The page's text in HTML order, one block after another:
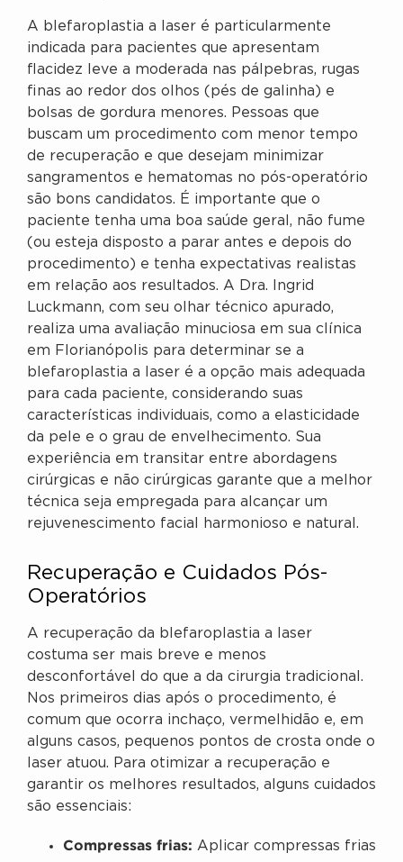
A blefaroplastia a laser é particularmente
indicada para pacientes que apresentam
flacidez leve a moderada nas pálpebras, rugas
finas ao redor dos olhos (pés de galinha) e
bolsas de gordura menores. Pessoas que
buscam um procedimento com menor tempo
de recuperação e que desejam minimizar
sangramentos e hematomas no pós-operatório
são bons candidatos. É importante que o
paciente tenha uma boa saúde geral, não fume
(ou esteja disposto a parar antes e depois do
procedimento) e tenha expectativas realistas
em relação aos resultados. A Dra. Ingrid
Luckmann, com seu olhar técnico apurado,
realiza uma avaliação minuciosa em sua clínica
em Florianópolis para determinar se a
blefaroplastia a laser é a opção mais adequada
para cada paciente, considerando suas
características individuais, como a elasticidade
da pele e o grau de envelhecimento. Sua
experiência em transitar entre abordagens
cirúrgicas e não cirúrgicas garante que a melhor
técnica seja empregada para alcançar um
rejuvenescimento facial harmonioso e natural.
Recuperação e Cuidados Pós-
Operatórios
A recuperação da blefaroplastia a laser
costuma ser mais breve e menos
desconfortável do que a da cirurgia tradicional.
Nos primeiros dias após o procedimento, é
comum que ocorra inchaço, vermelhidão e, em
alguns casos, pequenos pontos de crosta onde o
laser atuou. Para otimizar a recuperação e
garantir os melhores resultados, alguns cuidados
são essenciais:
Compressas frias: Aplicar compressas frias